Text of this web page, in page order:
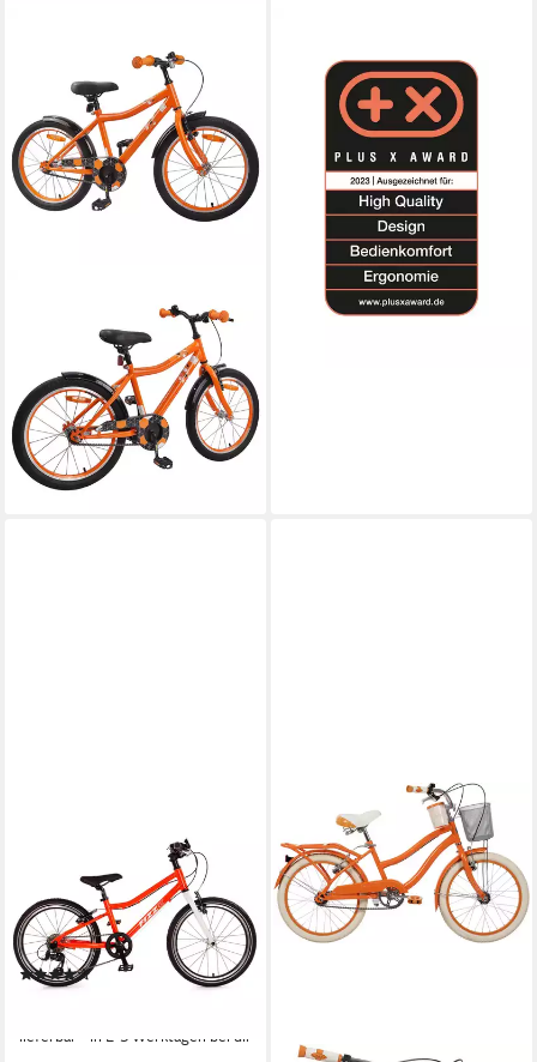
Kinderfahrrad 137 x 54 x 79
cm Kinderfahrrad 20 Zoll für
6-11 Jahre alt Orange
50 kg Zul. Gesamtgewicht
313,99 €
15,60 € mtl. in 24 Raten
lieferbar - in 5-6 Werktagen bei dir
Kinderfahrrad Fizz 18 Zoll
Zul. Gesamtgewicht
349,90 €
lieferbar - in 2-3 Werktagen bei dir
Aluminium Fahrrad für Kinder
ab 6 Jahre
7 Gänge
50 kg Zul. Gesamtgewicht
lieferbar - in 2-3 Werktagen bei dir